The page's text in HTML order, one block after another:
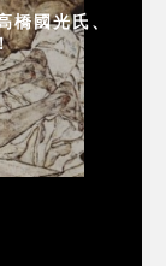
國光氏、